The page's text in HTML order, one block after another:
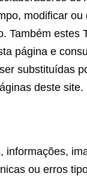
modificar
Também estes
página e
substituídas
deste site.
informações,
ou erros